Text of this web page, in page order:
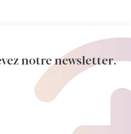
notre newsletter.